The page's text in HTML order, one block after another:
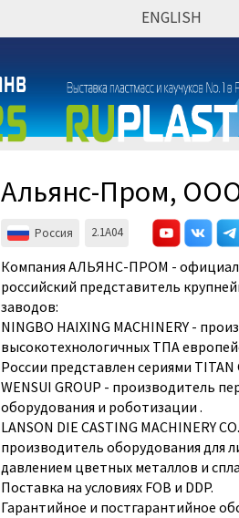
ENGLISH
Альянс-Пром,
Россия 2.1A04
Компания АЛЬЯНС-ПРОМ -
российский представитель
заводов:
NINGBO HAIXING MACHINERY -
высокотехнологичных ТПА
России представлен сериями TITAN
WENSUI GROUP - производитель
оборудования и роботизации .
LANSON DIE CASTING MACHINERY
производитель оборудования для
давлением цветных металлов и
Поставка на условиях FOB и DDP.
Гарантийное и постгарантийное